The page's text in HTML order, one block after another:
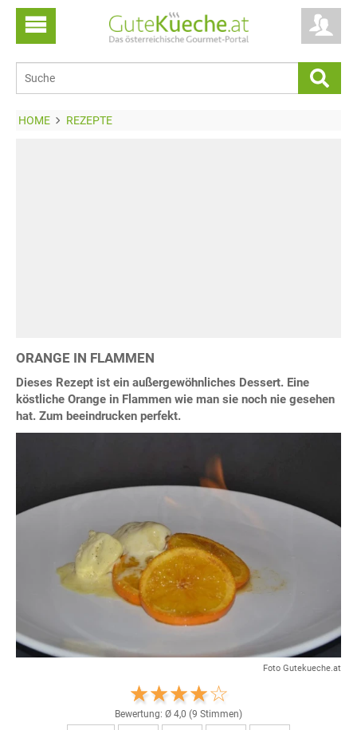
HOME REZEPTE
ORANGE IN FLAMMEN
Dieses Rezept ist ein außergewöhnliches Dessert. Eine
köstliche Orange in Flammen wie man sie noch nie gesehen
hat. Zum beeindrucken perfekt.
Foto Gutekueche.at
Bewertung: Ø 4,0 (9 Stimmen)